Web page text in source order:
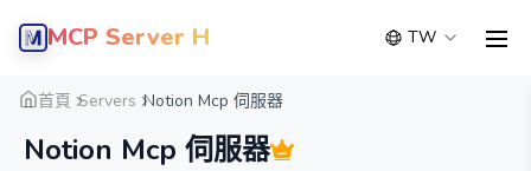
MCP Server Hub TW
首頁 Servers Notion Mcp 伺服器
Notion Mcp 伺服器
概覽 詳細